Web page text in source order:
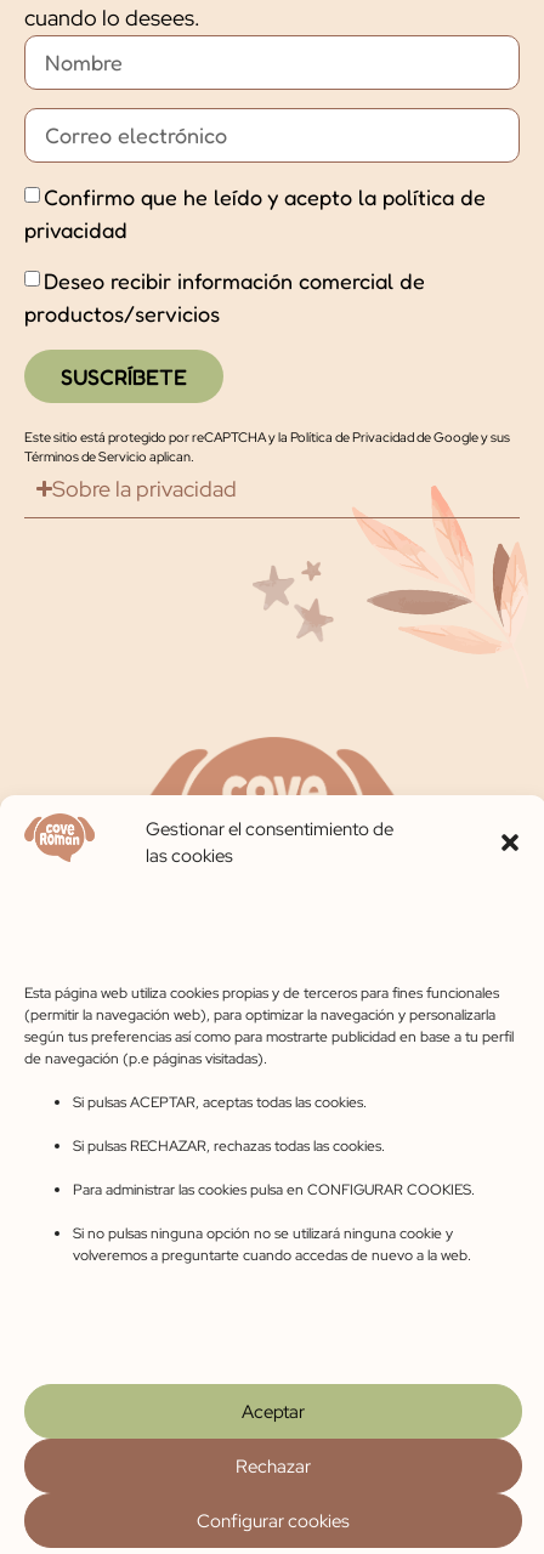
Gestionar el consentimiento de
las cookies
Esta página web utiliza cookies propias y de terceros para fines funcionales
(permitir la navegación web), para optimizar la navegación y personalizarla
según tus preferencias así como para mostrarte publicidad en base a tu perfil
de navegación (p.e páginas visitadas).
Si pulsas ACEPTAR, aceptas todas las cookies.
Si pulsas RECHAZAR, rechazas todas las cookies.
Para administrar las cookies pulsa en CONFIGURAR COOKIES.
Si no pulsas ninguna opción no se utilizará ninguna cookie y
volveremos a preguntarte cuando accedas de nuevo a la web.
Aceptar
Rechazar
Configurar cookies
cuando lo desees.
Confirmo que he leído y acepto la política de
privacidad
Deseo recibir información comercial de
productos/servicios
SUSCRÍBETE
Este sitio está protegido por reCAPTCHA y la Política de Privacidad de Googleysus
Términos de Servicio aplican.
Sobre la privacidad
coveroman@gmail.com
Horario de apertura
Lunes-Viernes 10:00-14:00 – 17:00-20:00
Sábados 10:00-14:00
Comunicación Digital
1